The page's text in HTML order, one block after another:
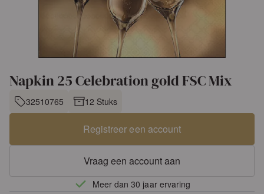
Napkin 25 Celebration gold FSC Mix
32510765 12 Stuks
Registreer een account
Vraag een account aan
Meer dan 30 jaar ervaring